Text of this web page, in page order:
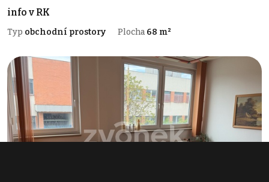
info v RK
Typ obchodní prostory Plocha 68 m²